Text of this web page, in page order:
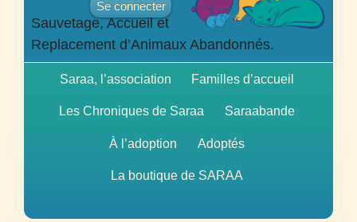
Se connecter
Sauvetage, Accueil et
Replacement d’Animaux Abandonnés.
Saraa, l’association Familles d’accueil
Les Chroniques de Saraa Saraabande
À l’adoption Adoptés
La boutique de SARAA